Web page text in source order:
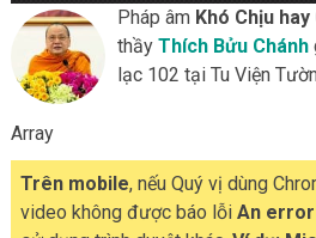
Pháp âm Khó Chịu hay
thầy Thích Bửu Chánh
lạc 102 tại Tu Viện
Array
Trên mobile, nếu Quý vị dùng
video không được báo lỗi An